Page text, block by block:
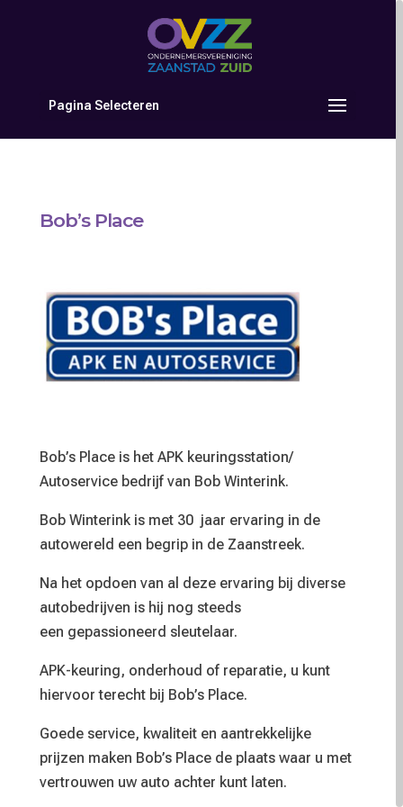
Pagina Selecteren
Bob’s Place
Bob’s Place is het APK keuringsstation/
Autoservice bedrijf van Bob Winterink.
Bob Winterink is met 30 jaar ervaring in de
autowereld een begrip in de Zaanstreek.
Na het opdoen van al deze ervaring bij diverse
autobedrijven is hij nog steeds
een gepassioneerd sleutelaar.
APK-keuring, onderhoud of reparatie, u kunt
hiervoor terecht bij Bob’s Place.
Goede service, kwaliteit en aantrekkelijke
prijzen maken Bob’s Place de plaats waar u met
vertrouwen uw auto achter kunt laten.